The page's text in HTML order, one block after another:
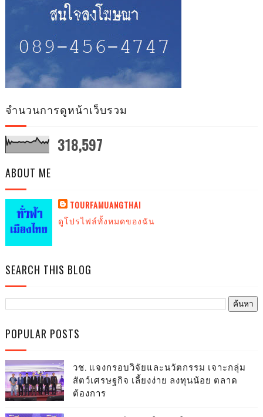
จำนวนการดูหน้าเว็บรวม
318,597
ABOUT ME
TOURFAMUANGTHAI
ดูโปรไฟล์ทั้งหมดของฉัน
SEARCH THIS BLOG
POPULAR POSTS
วช. แจงกรอบวิจัยและนวัตกรรม เจาะกลุ่ม
สัตว์เศรษฐกิจ เลี้ยงง่าย ลงทุนน้อย ตลาด
ต้องการ